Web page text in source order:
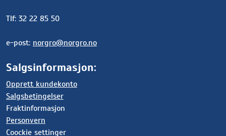
Tlf: 32 22 85 50
e-post: norgro@norgro.no
Salgsinformasjon:
Opprett kundekonto
Salgsbetingelser
Fraktinformasjon
Personvern
Coockie settinger